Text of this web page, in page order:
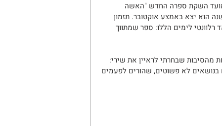
מועד השקת ספרה החדש "האשה
הוא יצא באמצע אוקטובר. תזמון
לימים הללו: ספר שמתווך
מהסיבות שבחרתי לראיין את שירי:
בנושאים לא פשוטים, שהורים לפעמים